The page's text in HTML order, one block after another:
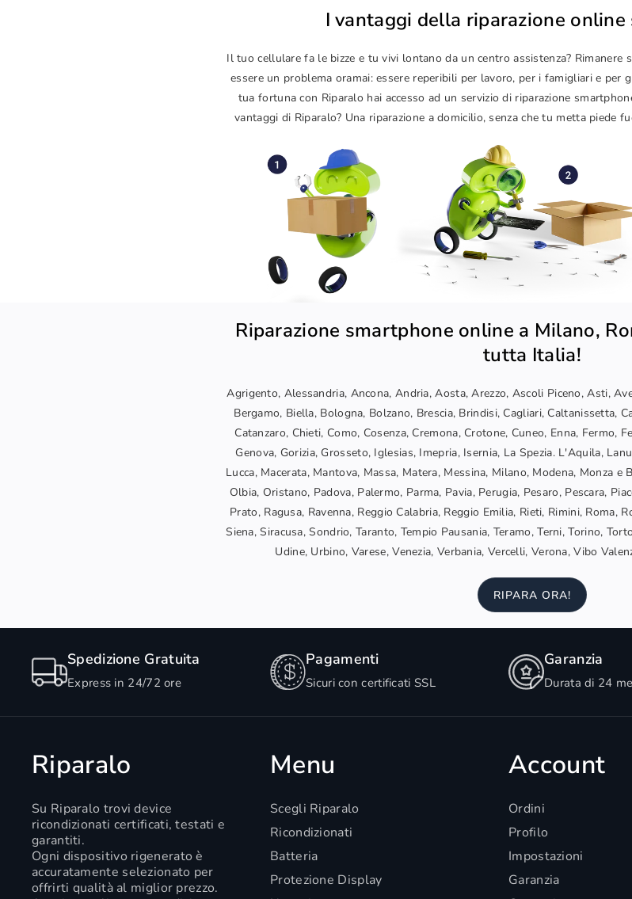
I vantaggi della riparazione
Il tuo cellulare fa le bizze e tu vivi lontano da un centro assistenza? Rimanere
essere un problema oramai: essere reperibili per lavoro, per i famigliari e per
tua fortuna con Riparalo hai accesso ad un servizio di riparazione
vantaggi di Riparalo? Una riparazione a domicilio, senza che tu metta piede
Riparazione smartphone online a Milano,
tutta Italia!
Agrigento, Alessandria, Ancona, Andria, Aosta, Arezzo, Ascoli Piceno, Asti,
Bergamo, Biella, Bologna, Bolzano, Brescia, Brindisi, Cagliari, Caltanissetta,
Catanzaro, Chieti, Como, Cosenza, Cremona, Crotone, Cuneo, Enna, Fermo,
Genova, Gorizia, Grosseto, Iglesias, Imepria, Isernia, La Spezia. L'Aquila,
Lucca, Macerata, Mantova, Massa, Matera, Messina, Milano, Modena, Monza
Olbia, Oristano, Padova, Palermo, Parma, Pavia, Perugia, Pesaro, Pescara,
Prato, Ragusa, Ravenna, Reggio Calabria, Reggio Emilia, Rieti, Rimini, Roma,
Siena, Siracusa, Sondrio, Taranto, Tempio Pausania, Teramo, Terni, Torino,
Udine, Urbino, Varese, Venezia, Verbania, Vercelli, Verona, Vibo
RIPARA ORA!
Spedizione Gratuita
Express in 24/72 ore
Pagamenti
Sicuri con certificati SSL
Garanzia
Durata di 24
Riparalo
Su Riparalo trovi device
ricondizionati certificati, testati e
garantiti.
Ogni dispositivo rigenerato è
accuratamente selezionato per
offrirti qualità al miglior prezzo.
Menu
Scegli Riparalo
Ricondizionati
Batteria
Protezione Display
Account
Ordini
Profilo
Impostazioni
Garanzia